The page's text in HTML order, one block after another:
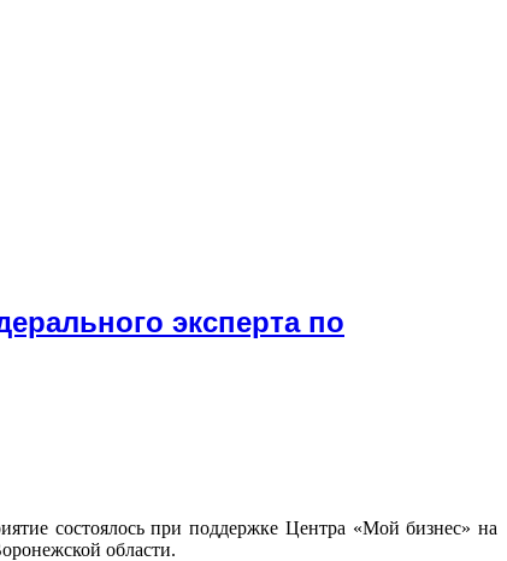
эксперта по
состоялось при поддержке Центра «Мой бизнес» на
области.